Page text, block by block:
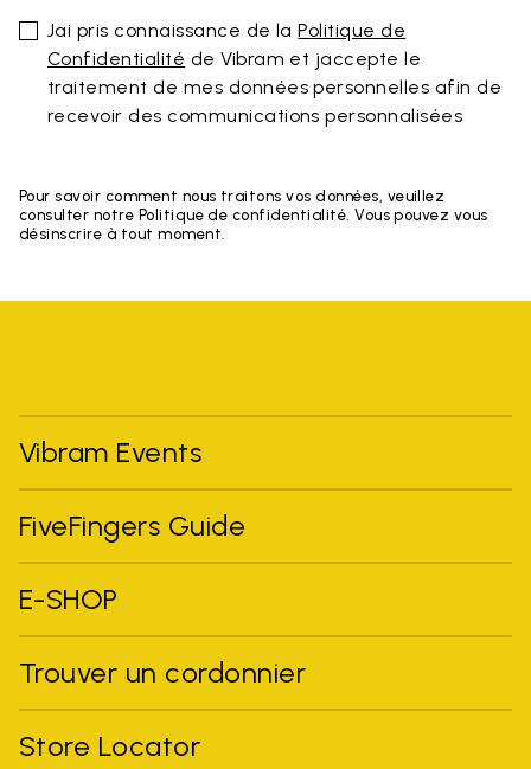
Jai pris connaissance de laPolitique de
Confidentialité de Vibram et jaccepte le
traitement de mes données personnelles afin de
recevoir des communications personnalisées
Pour savoir comment nous traitons vos données, veuillez
consulter notre Politique de confidentialité. Vous pouvez vous
désinscrire à tout moment.
Vibram Events
FiveFingers Guide
E-SHOP
Trouver un cordonnier
Store Locator